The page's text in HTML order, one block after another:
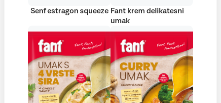
Senf estragon squeeze Fant krem delikatesni
umak